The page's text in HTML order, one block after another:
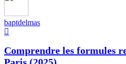
baptdelmas
Comprendre les formules